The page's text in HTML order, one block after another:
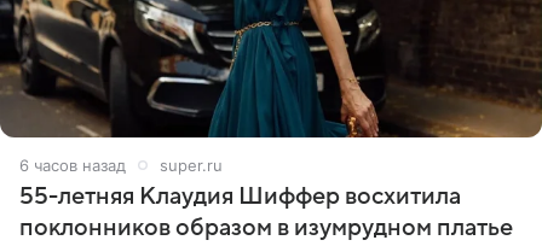
6 часов назад super.ru
55-летняя Клаудия Шиффер восхитила
поклонников образом в изумрудном платье